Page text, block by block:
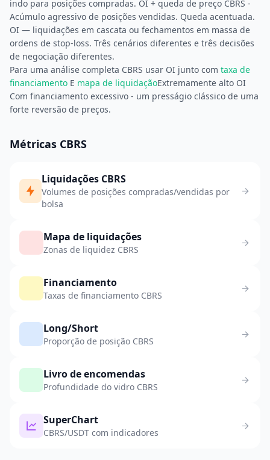
indo para posições compradas. OI + queda de preço CBRS -
Acúmulo agressivo de posições vendidas. Queda acentuada.
OI — liquidações em cascata ou fechamentos em massa de
ordens de stop-loss. Três cenários diferentes e três decisões
de negociação diferentes.
Para uma análise completa CBRS usar OI junto com taxa de
financiamento E mapa de liquidaçãoExtremamente alto OI
Com financiamento excessivo - um presságio clássico de uma
forte reversão de preços.
Métricas CBRS
Liquidações CBRS
Volumes de posições compradas/vendidas por
bolsa
Mapa de liquidações
Zonas de liquidez CBRS
Financiamento
Taxas de financiamento CBRS
Long/Short
Proporção de posição CBRS
Livro de encomendas
Profundidade do vidro CBRS
SuperChart
CBRS/USDT com indicadores